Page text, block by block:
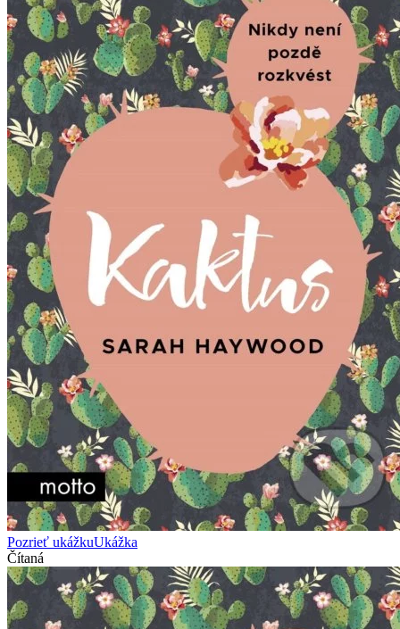
Pozrieť ukážkuUkážka
Čítaná